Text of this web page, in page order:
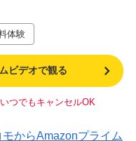
体験
ビデオで観る
つでもキャンセルOK
からAmazonプライム